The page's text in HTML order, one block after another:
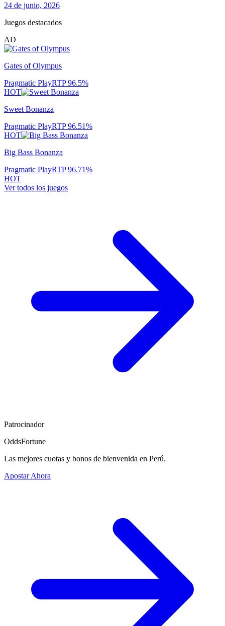
24 de junio, 2026
Juegos destacados
AD
Gates of Olympus
Pragmatic PlayRTP96.5%
HOT
Sweet Bonanza
Pragmatic PlayRTP96.51%
HOT
Big Bass Bonanza
Pragmatic PlayRTP96.71%
HOT
Ver todos los juegos
Patrocinador
OddsFortune
Las mejores cuotas y bonos de bienvenida en Perú.
Apostar Ahora